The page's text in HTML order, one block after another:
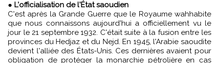
● L'officialisation de l'État saoudien
C'est après la Grande Guerre que le Royaume wahhabite
que nous connaissons aujourd'hui a officiellement vu le
jour le 21 septembre 1932. C'était suite à la fusion entre les
provinces du Hedjaz et du Nejd. En 1945, l'Arabie saoudite
devient l'alliée des États-Unis. Ces dernières avaient pour
obligation de protéger la monarchie pétrolière en cas